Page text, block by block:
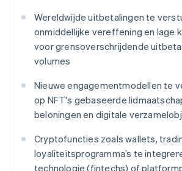
Wereldwijde uitbetalingen te
onmiddellijke vereffening en lage
voor grensoverschrijdende
volumes
Nieuwe engagementmodellen te
op NFT's gebaseerde
beloningen en digitale
Cryptofuncties zoals wallets,
loyaliteitsprogramma’s te
technologie (fintechs) of